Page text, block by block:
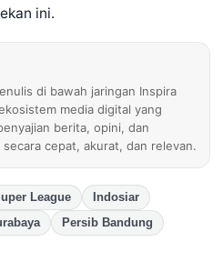
ini.
di bawah jaringan Inspira
media digital yang
berita, opini, dan
cepat, akurat, dan relevan.
League
Indosiar
Persib Bandung